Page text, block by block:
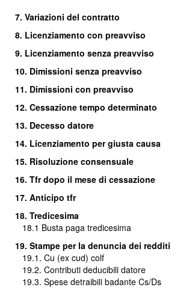
7. Variazioni del contratto
8. Licenziamento con preavviso
9. Licenziamento senza preavviso
10. Dimissioni senza preavviso
11. Dimissioni con preavviso
12. Cessazione tempo determinato
13. Decesso datore
14. Licenziamento per giusta causa
15. Risoluzione consensuale
16. Tfr dopo il mese di cessazione
17. Anticipo tfr
18. Tredicesima
18.1 Busta paga tredicesima
19. Stampe per la denuncia dei redditi
19.1. Cu (ex cud) colf
19.2. Contributi deducibili datore
19.3. Spese detraibili badante Cs/Ds